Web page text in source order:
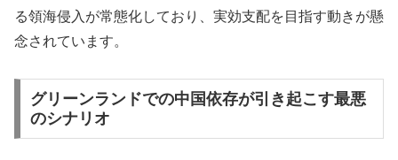
る領海侵入が常態化しており、実効支配を目指す動きが懸
念されています。
グリーンランドでの中国依存が引き起こす最悪
のシナリオ